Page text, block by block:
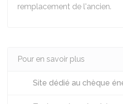
remplacement de l'ancien.
Pour en savoir plus
Site dédié au chèque